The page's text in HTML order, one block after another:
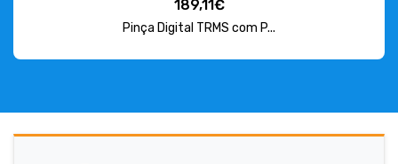
189,11€
Pinça Digital TRMS com P...